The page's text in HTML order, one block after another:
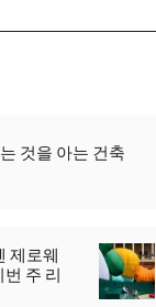
것을 아는 건축
제로웨
주 리